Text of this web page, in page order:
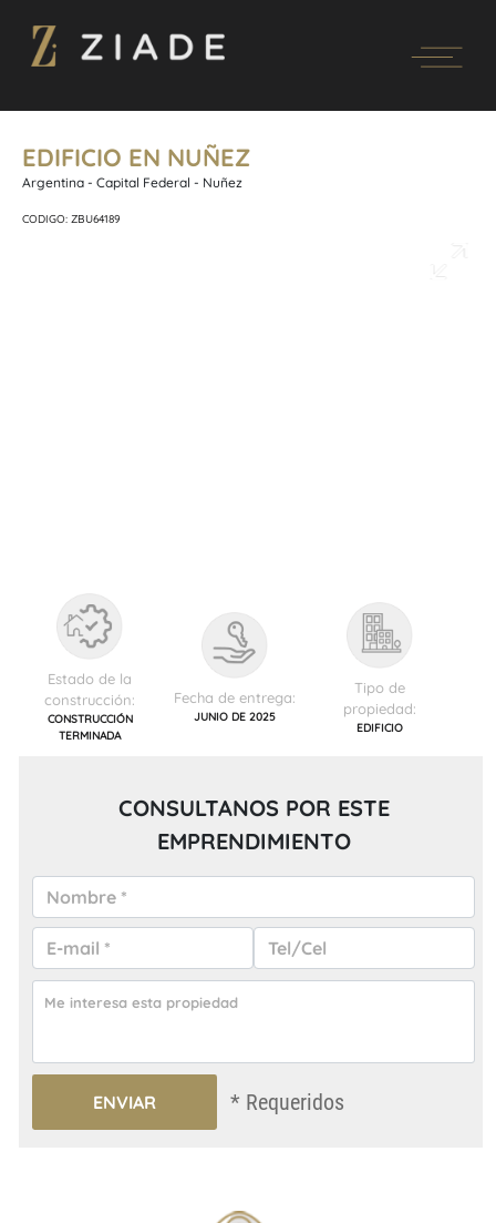
EDIFICIO EN NUÑEZ
Argentina - Capital Federal - Nuñez
CODIGO: ZBU64189
Estado de la
construcción:
CONSTRUCCIÓN
TERMINADA
Fecha de entrega:
JUNIO DE 2025
Tipo de
propiedad:
EDIFICIO
CONSULTANOS POR ESTE
EMPRENDIMIENTO
* Requeridos